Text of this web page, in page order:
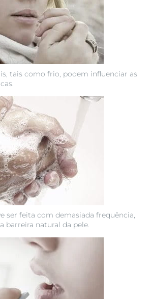
tais como frio, podem influenciar as
ser feita com demasiada frequência,
barreira natural da pele.